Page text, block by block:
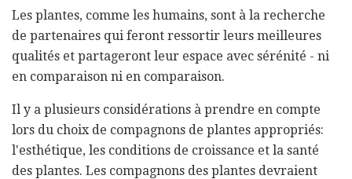
Les plantes, comme les humains, sont à la recherche
de partenaires qui feront ressortir leurs meilleures
qualités et partageront leur espace avec sérénité - ni
en comparaison ni en comparaison.
Il y a plusieurs considérations à prendre en compte
lors du choix de compagnons de plantes appropriés:
l'esthétique, les conditions de croissance et la santé
des plantes. Les compagnons des plantes devraient